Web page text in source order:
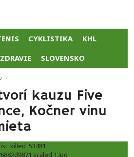
CYKLISTIKA KHL
ZDRAVIE SLOVENSKO
kauzu Five
Kočner vinu